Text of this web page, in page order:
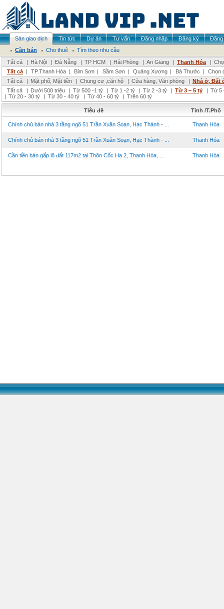
Sàn giao dịch Tin tức Dự án Tư vấn Đăng nhập Đăng ký
Đăng
Cần bán
Cho thuê
Tìm theo nhu cầu
Tất cả
| Hà Nội | Đà Nẵng | TP HCM | Hải Phòng | An Giang | Thanh Hóa |
Tất cả | TP.Thanh Hóa | Bỉm Sơn | Sầm Sơn | Quảng Xương | Bá Thước |
Chọn
Tất cả
| Mặt phố, Mặt tiền | Chung cư ,căn hộ | Cửa hàng, Văn phòng | Nhà ở, Đất
Tất cả
| Dưới 500 triệu | Từ 500 -1 tỷ | Từ 1 -2 tỷ | Từ 2 -3 tỷ | Từ 3 – 5 tỷ | Từ 5
| Từ 20 - 30 tỷ | Từ 30 - 40 tỷ | Từ 40 - 60 tỷ | Trên 60 tỷ
Tiêu đề Tỉnh /T.Phố
Chính chủ bán nhà 3 tầng ngõ 51 Trần Xuân Soạn, Hạc Thành - ... Thanh Hóa
Chính chủ bán nhà 3 tầng ngõ 51 Trần Xuân Soạn, Hạc Thành - ... Thanh Hóa
Cần tiền bán gấp lô đất 117m2 tại Thôn Cốc Hạ 2, Thanh Hóa, ... Thanh Hóa